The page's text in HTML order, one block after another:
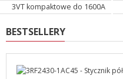
3VT kompaktowe do 1600A
BESTSELLERY